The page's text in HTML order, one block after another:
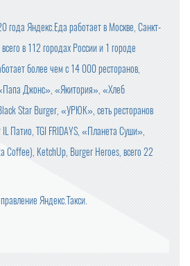
года Яндекс.Еда работает в Москве, Санкт-
в 112 городах России и 1 городе
более чем с 14 000 ресторанов,
Джонс», «Якитория», «Хлеб
Star Burger, «УРЮК», сеть ресторанов
Патио, TGI FRIDAYS, «Планета Суши»,
KetchUp, Burger Heroes, всего 22
Яндекс.Такси.